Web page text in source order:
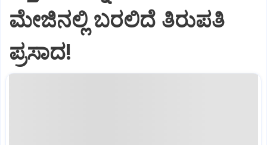
ಮೇಜಿನಲ್ಲಿ ಬರಲಿದೆ ತಿರುಪತಿ
ಪ್ರಸಾದ!